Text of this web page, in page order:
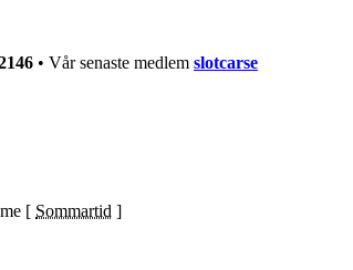
• Vår senaste medlem slotcarse
[ Sommartid ]